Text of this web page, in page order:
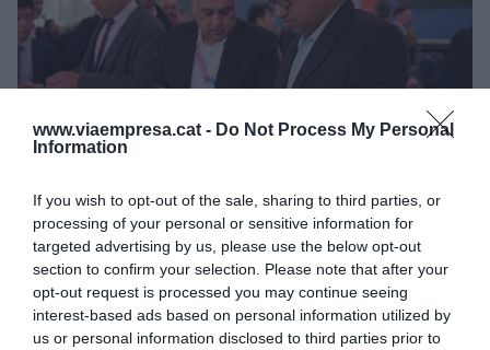
www.viaempresa.cat - Do Not Process My Personal
Information
If you wish to opt-out of the sale, sharing to third parties, or
processing of your personal or sensitive information for
targeted advertising by us, please use the below opt-out
section to confirm your selection. Please note that after your
opt-out request is processed you may continue seeing
interest-based ads based on personal information utilized by
us or personal information disclosed to third parties prior to
Congressistes al MWC revisen la seva documentació |
Marc Font (ACN)
Però més enllà dels desplaçaments i de l'impacte
internacional del congrés, el dia a dia al MWC es
juga en detalls molt menys visibles. Carmona
explica que la seva feina no es basa